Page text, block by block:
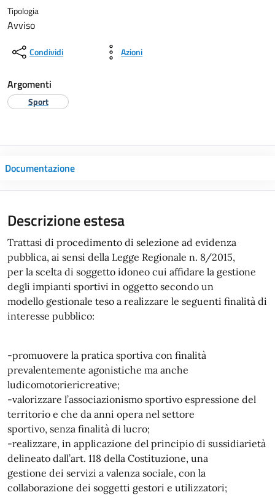
Tipologia
Avviso
Condividi Azioni
Argomenti
Sport
Documentazione
Descrizione estesa
Trattasi di procedimento di selezione ad evidenza
pubblica, ai sensi della Legge Regionale n. 8/2015,
per la scelta di soggetto idoneo cui affidare la gestione
degli impianti sportivi in oggetto secondo un
modello gestionale teso a realizzare le seguenti finalità di
interesse pubblico:
-promuovere la pratica sportiva con finalità
prevalentemente agonistiche ma anche
ludicomotoriericreative;
-valorizzare l’associazionismo sportivo espressione del
territorio e che da anni opera nel settore
sportivo, senza finalità di lucro;
-realizzare, in applicazione del principio di sussidiarietà
delineato dall’art. 118 della Costituzione, una
gestione dei servizi a valenza sociale, con la
collaborazione dei soggetti gestori e utilizzatori;